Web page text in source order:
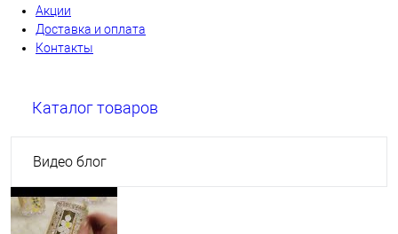
Акции
Доставка и оплата
Контакты
Каталог товаров
Видео блог